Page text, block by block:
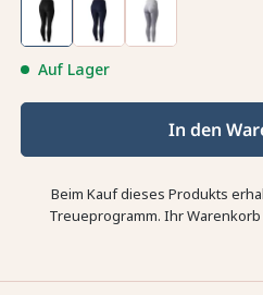
Auf Lager
In den
Beim Kauf dieses Produkts
Treueprogramm. Ihr